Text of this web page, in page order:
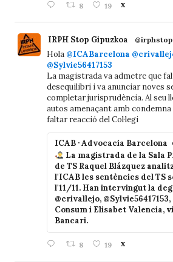
8 19 X
IRPH Stop Gipuzkoa
Hola @ICABarcelona
@Sylvie56417153
La magistrada va admetre que
desequilibri i va anunciar noves
completar jurisprudència. Al seu
autos amenaçant amb
faltar reacció del Col·legi
ICAB · Advocacia Barcelona
La magistrada de la Sala
de TS Raquel Blázquez
l'ICAB les sentències del TS
l'11/11. Han intervingut la
@crivallejo,
Consum i Elisabet Valencia,
Bancari.
8 19 X